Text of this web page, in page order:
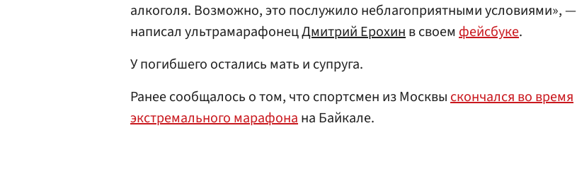
алкоголя. Возможно, это послужило неблагоприятными условиями», —
написал ультрамарафонецДмитрий Ерохинв своем фейсбуке.
У погибшего остались мать и супруга.
Ранее сообщалось о том, что спортсмен из Москвыскончался во время
экстремального марафонана Байкале.